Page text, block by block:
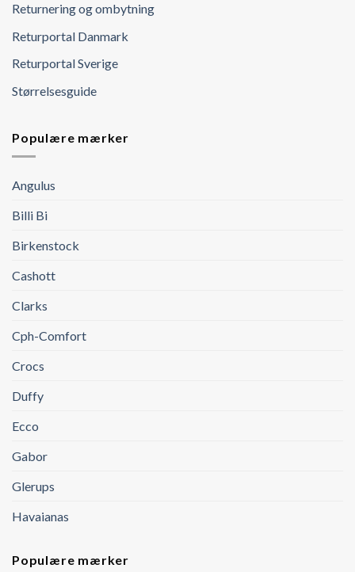
Returnering og ombytning
Returportal Danmark
Returportal Sverige
Størrelsesguide
Populære mærker
Angulus
Billi Bi
Birkenstock
Cashott
Clarks
Cph-Comfort
Crocs
Duffy
Ecco
Gabor
Glerups
Havaianas
Populære mærker